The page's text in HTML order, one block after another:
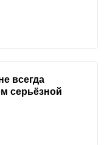
всегда
серьёзной